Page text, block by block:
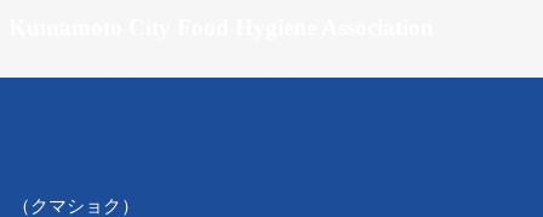
（クマショク）